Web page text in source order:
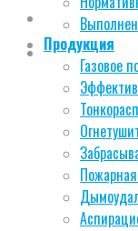
Продукция
Газовое